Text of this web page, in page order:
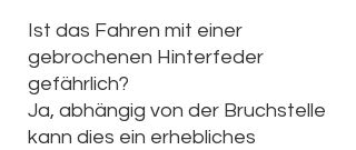
Ist das Fahren mit einer
gebrochenen Hinterfeder
gefährlich?
Ja, abhängig von der Bruchstelle
kann dies ein erhebliches